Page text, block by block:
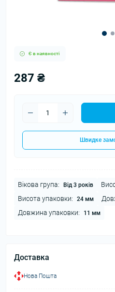
Є в наявності
287 ₴
Швидке
Вікова група: Від 3 років
Висота упаковки: 24 мм
Довжина упаковки: 11 мм
Доставка
Нова Пошта